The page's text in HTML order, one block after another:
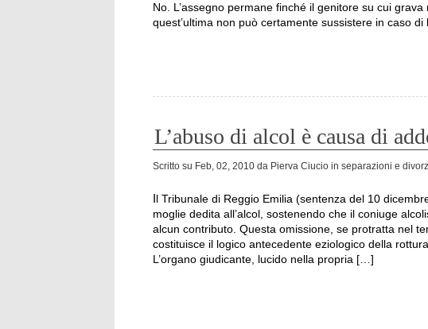
No. L’assegno permane finché il genitore su cui
quest’ultima non può certamente sussistere in caso di
L’abuso di alcol è causa di
Scritto su Feb, 02, 2010 da Pierva Ciucio in separazioni e
Il Tribunale di Reggio Emilia (sentenza del 10 dicembre 2009) ha addebitato la separazione alla
moglie dedita all’alcol, sostenendo che il coniuge
alcun contributo. Questa omissione, se protratta nel
costituisce il logico antecedente eziologico della
L’organo giudicante, lucido nella propria […]